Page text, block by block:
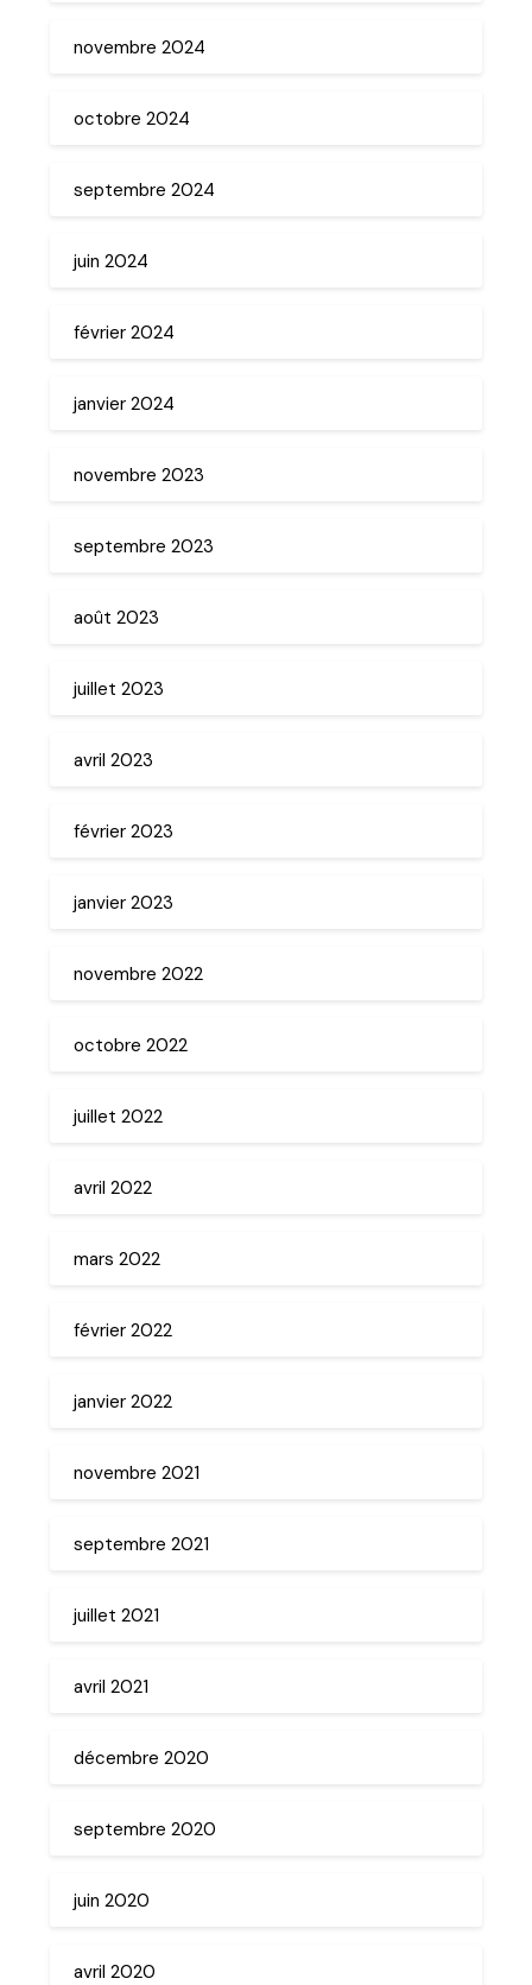
novembre 2024
octobre 2024
septembre 2024
juin 2024
février 2024
janvier 2024
novembre 2023
septembre 2023
août 2023
juillet 2023
avril 2023
février 2023
janvier 2023
novembre 2022
octobre 2022
juillet 2022
avril 2022
mars 2022
février 2022
janvier 2022
novembre 2021
septembre 2021
juillet 2021
avril 2021
décembre 2020
septembre 2020
juin 2020
avril 2020